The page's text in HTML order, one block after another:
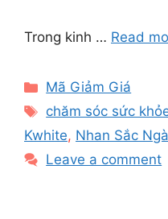
Trong kinh … Read
Categories
Mã Giảm Giá
Tags
chăm sóc sức
Kwhite, Nhan Sắc
Leave a comment